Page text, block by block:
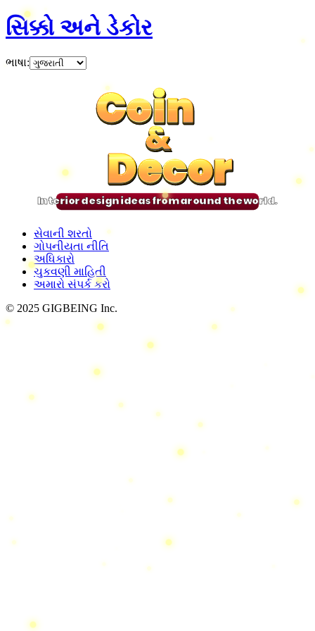
સિક્કો અને ડેકોર
ભાષા:
Coin
&
Decor
Coin
&
Decor
Coin
&
Decor
Coin
&
Decor
Interior design ideas from around the world.
સેવાની શરતો
ગોપનીયતા નીતિ
અધિકારો
ચુકવણી માહિતી
અમારો સંપર્ક કરો
© 2025 GIGBEING Inc.